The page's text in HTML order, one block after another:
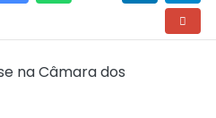
na Câmara dos